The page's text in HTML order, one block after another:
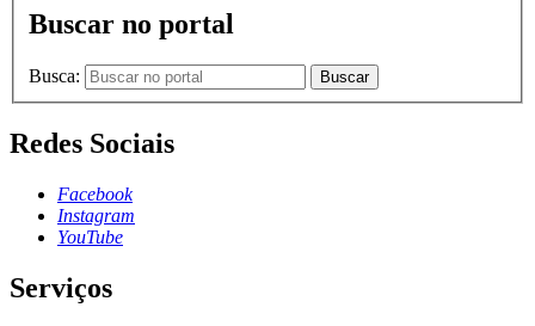
Buscar no portal
Busca: Buscar
Redes Sociais
Facebook
Instagram
YouTube
Serviços